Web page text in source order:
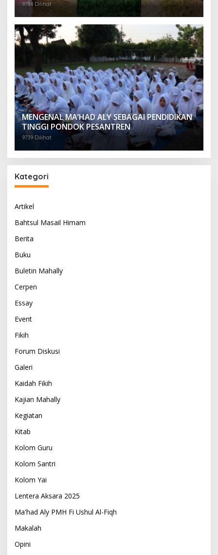
9784 Dilihat
MENGENAL MA’HAD ALY SEBAGAI PENDIDIKAN
TINGGI PONDOK PESANTREN
9739 Dilihat
Kategori
Artikel
Bahtsul Masail Himam
Berita
Buku
Buletin Mahally
Cerpen
Essay
Event
Fikih
Forum Diskusi
Galeri
Kaidah Fikih
Kajian Mahally
Kegiatan
Kitab
Kolom Guru
Kolom Santri
Kolom Yai
Lentera Aksara 2025
Ma'had Aly PMH Fi Ushul Al-Fiqh
Makalah
Opini